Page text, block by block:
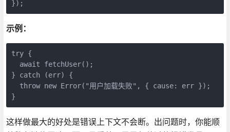
});
示例：
try {
  await fetchUser();
} catch (err) {
  throw new Error("用户加载失败", { cause: err });
}
这样做最大的好处是错误上下文不会断。出问题时，你能顺